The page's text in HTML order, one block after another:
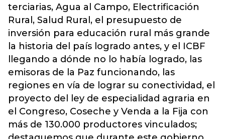
terciarias, Agua al Campo, Electrificación
Rural, Salud Rural, el presupuesto de
inversión para educación rural más grande
la historia del país logrado antes, y el ICBF
llegando a dónde no lo había logrado, las
emisoras de la Paz funcionando, las
regiones en vía de lograr su conectividad, el
proyecto del ley de especialidad agraria en
el Congreso, Coseche y Venda a la Fija con
más de 130.000 productores vinculados;